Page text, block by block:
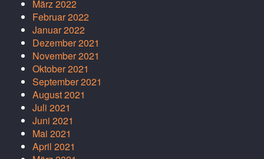
März 2022
Februar 2022
Januar 2022
Dezember 2021
November 2021
Oktober 2021
September 2021
August 2021
Juli 2021
Juni 2021
Mai 2021
April 2021